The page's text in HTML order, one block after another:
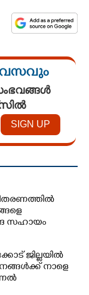
സഹായം
സർക്കാ‌ർ
ജില്ലയിൽ
നാളെ